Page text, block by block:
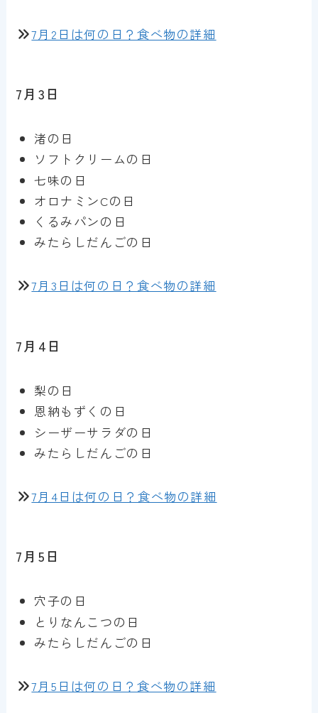
7月2日は何の日？食べ物の詳細
7月3日
渚の日
ソフトクリームの日
七味の日
オロナミンCの日
くるみパンの日
みたらしだんごの日
7月3日は何の日？食べ物の詳細
7月4日
梨の日
恩納もずくの日
シーザーサラダの日
みたらしだんごの日
7月4日は何の日？食べ物の詳細
7月5日
穴子の日
とりなんこつの日
みたらしだんごの日
7月5日は何の日？食べ物の詳細